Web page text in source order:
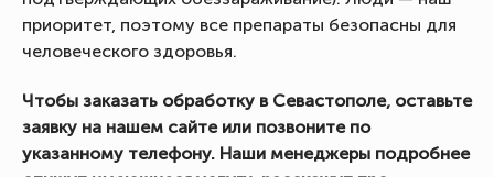
приоритет, поэтому все препараты безопасны для
человеческого здоровья.
Чтобы заказать обработку в Севастополе, оставьте
заявку на нашем сайте или позвоните по
указанному телефону. Наши менеджеры подробнее